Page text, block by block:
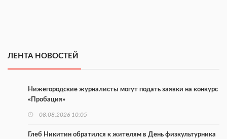
ЛЕНТА НОВОСТЕЙ
Нижегородские журналисты могут подать заявки на конкурс
«Пробация»
08.08.2026 10:05
Глеб Никитин обратился к жителям в День физкультурника